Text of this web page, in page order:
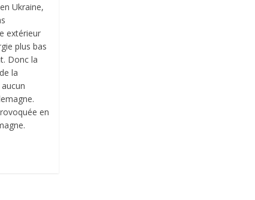
Ukraine,
extérieur
plus bas
Donc la
la
en